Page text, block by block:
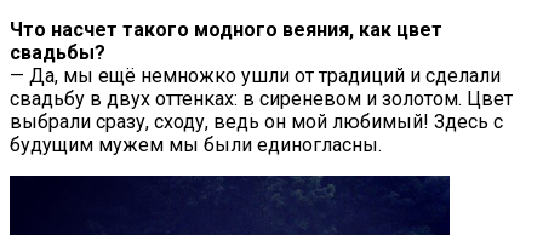
Что насчет такого модного веяния, как цвет
свадьбы?
— Да, мы ещё немножко ушли от традиций и сделали
свадьбу в двух оттенках: в сиреневом и золотом. Цвет
выбрали сразу, сходу, ведь он мой любимый! Здесь с
будущим мужем мы были единогласны.